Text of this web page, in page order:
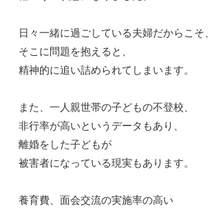
日々一緒に過ごしている夫婦だからこそ、
そこに問題を抱えると、
精神的に追い詰められてしまいます。
また、一人親世帯の子どもの不登校、
非行率が高いというデータもあり、
離婚をした子どもが
被害者になっている現実もあります。
養育費、面会交流の実施率の高い